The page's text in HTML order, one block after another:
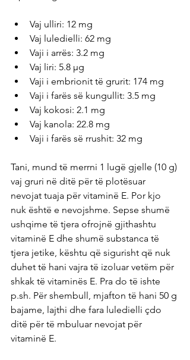
Vaj ulliri: 12 mg
Vaj luledielli: 62 mg
Vaji i arrës: 3.2 mg
Vaj liri: 5.8 µg
Vaji i embrionit të grurit: 174 mg
Vaji i farës së kungullit: 3.5 mg
Vaj kokosi: 2.1 mg
Vaj kanola: 22.8 mg
Vaji i farës së rrushit: 32 mg
Tani, mund të merrni 1 lugë gjelle (10 g)
vaj gruri në ditë për të plotësuar
nevojat tuaja për vitaminë E. Por kjo
nuk është e nevojshme. Sepse shumë
ushqime të tjera ofrojnë gjithashtu
vitaminë E dhe shumë substanca të
tjera jetike, kështu që sigurisht që nuk
duhet të hani vajra të izoluar vetëm për
shkak të vitaminës E. Pra do të ishte
p.sh. Për shembull, mjafton të hani 50 g
bajame, lajthi dhe fara luledielli çdo
ditë për të mbuluar nevojat për
vitaminë E.